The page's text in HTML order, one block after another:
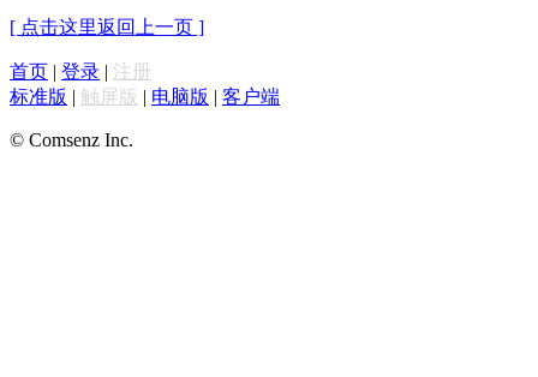
[ 点击这里返回上一页 ]
首页 | 登录 | 注册
标准版 | 触屏版 | 电脑版 | 客户端
© Comsenz Inc.